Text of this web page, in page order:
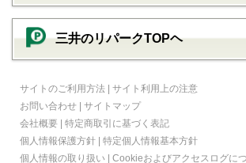
三井のリパークTOPヘ
サイトのご利用方法 | サイト利用上の注意
お問い合わせ | サイトマップ
会社概要 | 特定商取引に基づく表記
個人情報保護方針 | 特定個人情報基本方針
個人情報の取り扱い | Cookieおよびアクセスログに